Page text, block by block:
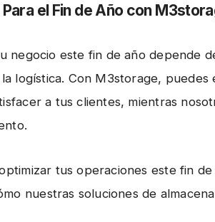
el Fin de Año con
negocio este fin de año depende
logística. Con M3storage,
a tus clientes, mientras
tus operaciones este fin de
nuestras soluciones de